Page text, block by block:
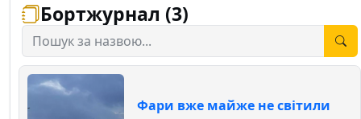
Бортжурнал (3)
Фари вже майже не світили